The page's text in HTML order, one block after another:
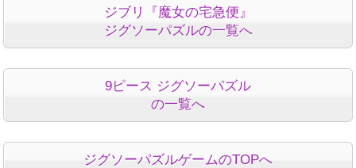
ジブリ『魔女の宅急便』
ジグソーパズルの一覧へ
9ピース ジグソーパズル
の一覧へ
ジグソーパズルゲームのTOPへ